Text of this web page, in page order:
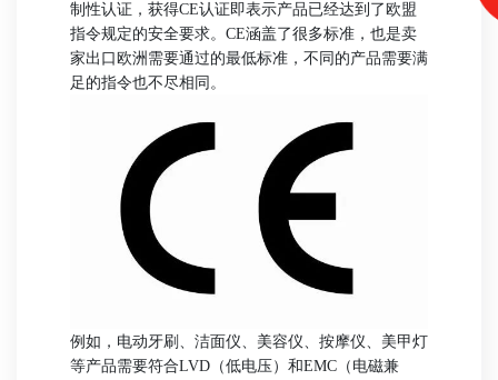
制性认证，获得CE认证即表示产品已经达到了欧盟
指令规定的安全要求。CE涵盖了很多标准，也是卖
家出口欧洲需要通过的最低标准，不同的产品需要满
足的指令也不尽相同。
例如，电动牙刷、洁面仪、美容仪、按摩仪、美甲灯
等产品需要符合LVD（低电压）和EMC（电磁兼